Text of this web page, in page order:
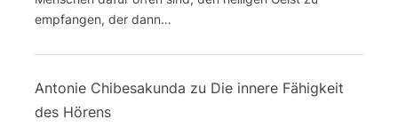
empfangen, der dann…
Antonie Chibesakunda zu Die innere Fähigkeit
des Hörens